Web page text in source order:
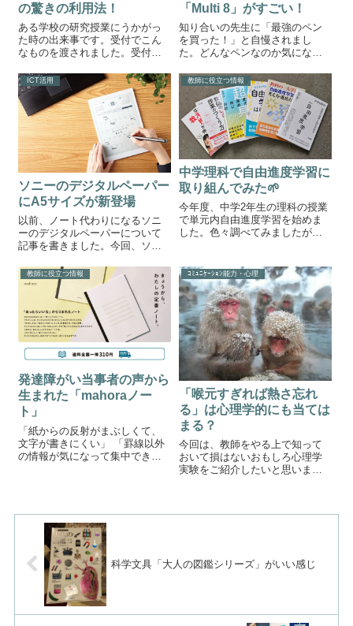
の驚きの利用法！
ある学校の研究授業にうかがっ
た時の出来事です。受付でこん
なものを渡されました。受付の
っ、靴カバーかな？？」ふたば
「？？」よく見てみると袋は2つ
ありました。広げてみるとホテ
ル等のアメニティでもらえるシ
ャワーキャップで...
「Multi 8」がすごい！
知り合いの先生に「最強のペン
を買った！」と自慢されまし
た。どんなペンなのか気になっ
セットはもういらない。一本で
塗り絵を楽しめてしまうペン
Multi8見た目は結構シンプルで
す。ペンの中央がカラフルにな
っています。こ...
ICT活用
ソニーのデジタルペーパー
にA5サイズが新登場
以前、ノート代わりになるソニ
ーのデジタルペーパーについて
記事を書きました。今回、ソニ
ズが登場しました。出典：
SONYA4サイズのに比べて持ち
運びやすい「DPT-CP1」。液晶
サイズは10.3インチになりま
す。電...
教師に役立つ情報
中学理科で自由進度学習に
取り組んでみた🌱
今年度、中学2年生の理科の授業
で単元内自由進度学習を始めま
した。色々調べてみましたが、
られなかったので皆さんの参考
になればいいと思いブログにま
とめることにしました。※ここ
に載っている情...
教師に役立つ情報
発達障がい当事者の声から
生まれた「mahoraノー
ト」
「紙からの反射がまぶしくて、
文字が書きにくい」 「罫線以外
の情報が気になって集中できな
ｺﾐｭﾆｹｰｼｮﾝ能力・心理
「喉元すぎれば熱さ忘れ
る」は心理学的にも当ては
まる？
今回は、教師をやる上で知って
おいて損はないおもしろ心理学
実験をご紹介したいと思いま
科学文具「大人の図鑑シリーズ」がいい感じ